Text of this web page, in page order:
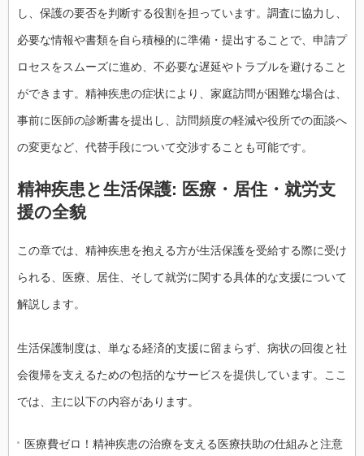
し、保護の要否を判断する役割を担っています。調査に協力し、
必要な情報や書類を自ら積極的に準備・提出することで、申請プ
ロセスをスムーズに進め、不必要な遅延やトラブルを避けること
ができます。精神疾患の症状により、家庭訪問が困難な場合は、
事前に医師の診断書を提出し、訪問頻度の軽減や役所での面談へ
の変更など、代替手段について交渉することも可能です。
精神疾患と生活保護: 医療・居住・就労支
援の全貌
この章では、精神疾患を抱える方が生活保護を受給する際に受け
られる、医療、居住、そして就労に関する具体的な支援について
解説します。
生活保護制度は、単なる経済的支援に留まらず、病状の回復と社
会復帰を支えるための包括的なサービスを提供しています。ここ
では、主に以下の内容があります。
医療費ゼロ！精神疾患の治療を支える医療扶助の仕組みと注意